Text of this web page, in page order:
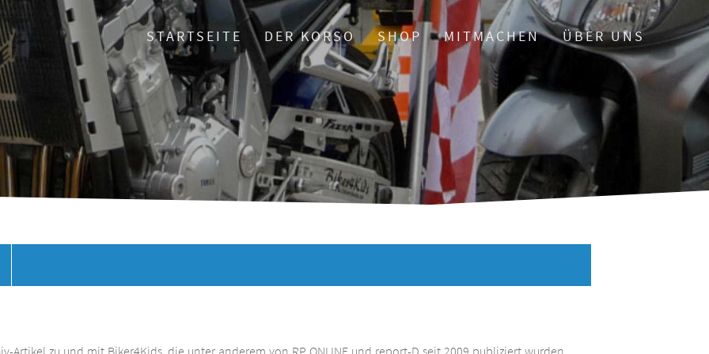
STARTSEITE DER KORSO SHOP MITMACHEN ÜBER UNS